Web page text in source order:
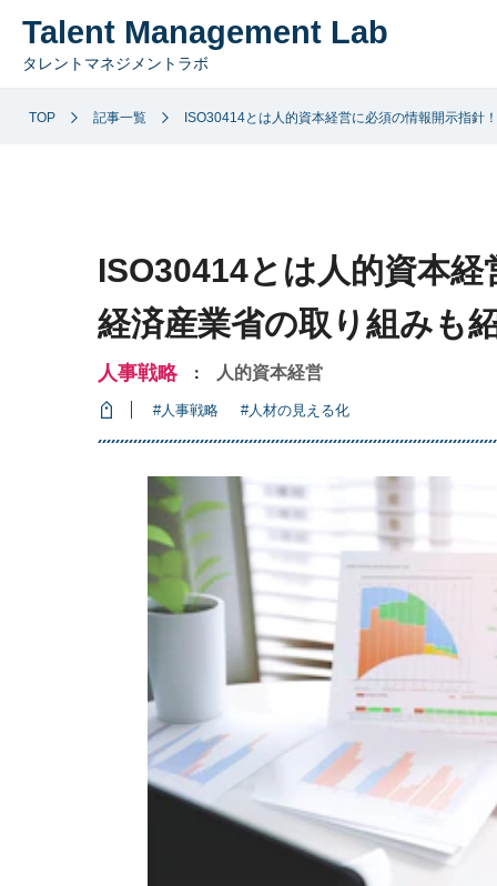
Talent Management Lab
タレントマネジメントラボ
TOP 記事一覧 ISO30414とは人的資本経営に必須の情報開示指針
ISO30414とは人的資本
経済産業省の取り組みも
人事戦略 ： 人的資本経営
#人事戦略 #人材の見える化